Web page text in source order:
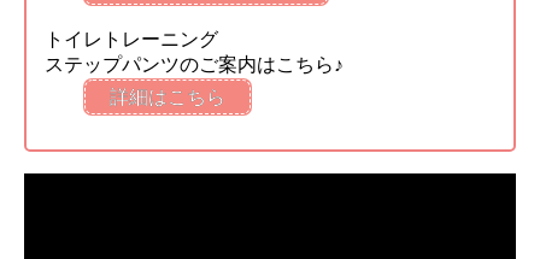
トイレトレーニング
ステップパンツのご案内はこちら♪
詳細はこちら